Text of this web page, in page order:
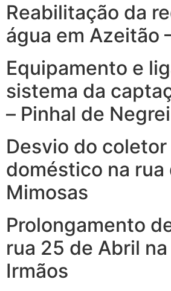
Reabilitação da
água em Azeitão
Equipamento e
sistema da
– Pinhal de
Desvio do coletor
doméstico na rua
Mimosas
Prolongamento
rua 25 de Abril
Irmãos